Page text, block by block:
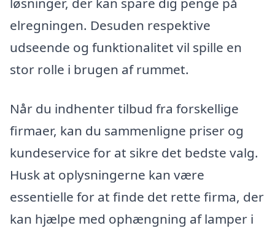
elregningen. Desuden respektive
udseende og funktionalitet vil spille en
stor rolle i brugen af rummet.
Når du indhenter tilbud fra forskellige
firmaer, kan du sammenligne priser og
kundeservice for at sikre det bedste valg.
Husk at oplysningerne kan være
essentielle for at finde det rette firma, der
kan hjælpe med ophængning af lamper i